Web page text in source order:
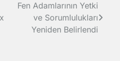
Fen Adamlarının Yetki
ve Sorumlulukları
Yeniden Belirlendi